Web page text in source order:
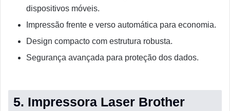
dispositivos móveis.
Impressão frente e verso automática para economia.
Design compacto com estrutura robusta.
Segurança avançada para proteção dos dados.
5. Impressora Laser Brother